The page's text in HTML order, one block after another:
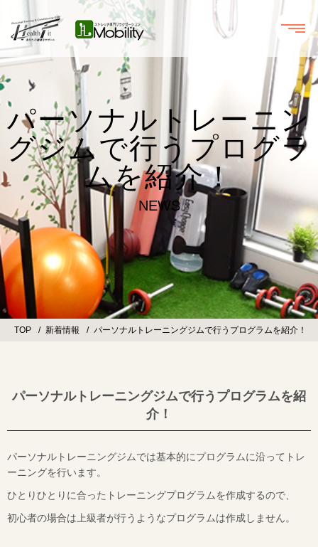
パーソナルトレーニン
グジムで行うプログラ
ムを紹介！
NEWS
TOP 新着情報 パーソナルトレーニングジムで行うプログラムを紹介！
パーソナルトレーニングジムで行うプログラムを紹
介！
パーソナルトレーニングジムでは基本的にプログラムに沿ってトレ
ーニングを行います。
ひとりひとりに合ったトレーニングプログラムを作成するので、
初心者の場合は上級者が行うようなプログラムは作成しません。